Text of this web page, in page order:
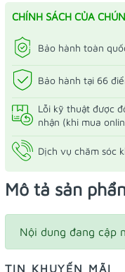
CHÍNH SÁCH CỦA
Bảo hành toàn
Bảo hành tại 66
Lỗi kỹ thuật được
nhận (khi mua
Dịch vụ chăm sóc
Mô tả sản
Nội dung đang cập
TIN KHUYẾN MÃI